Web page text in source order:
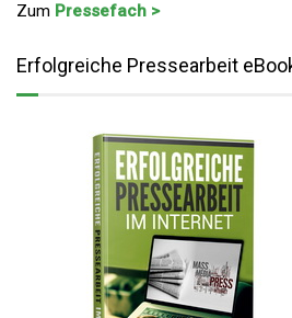
Zum Pressefach >
Erfolgreiche Pressearbeit